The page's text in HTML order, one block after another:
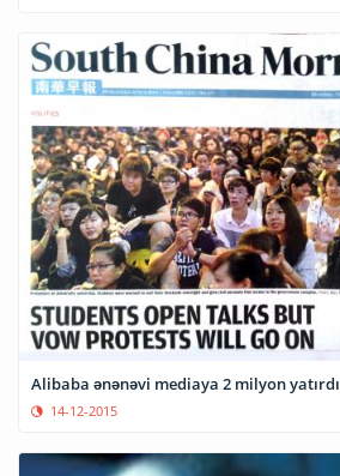
Alibaba ənənəvi mediaya 2 milyon yatırdı
14-12-2015